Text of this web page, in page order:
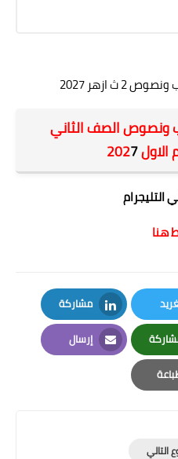
ث ازهر 2027
ونصوص الصف الثاني
202
7
التليجرام
هنا
مشاركة
LinkedIn
إرسال
Email
التالي